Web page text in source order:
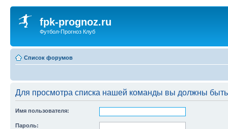
fpk-prognoz.ru
Футбол-Прогноз Клуб
Список форумов
Для просмотра списка нашей команды вы должны
Имя пользователя:
Пароль: